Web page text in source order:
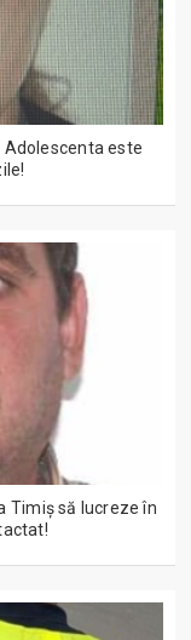
Adolescenta este
Timiș să lucreze în